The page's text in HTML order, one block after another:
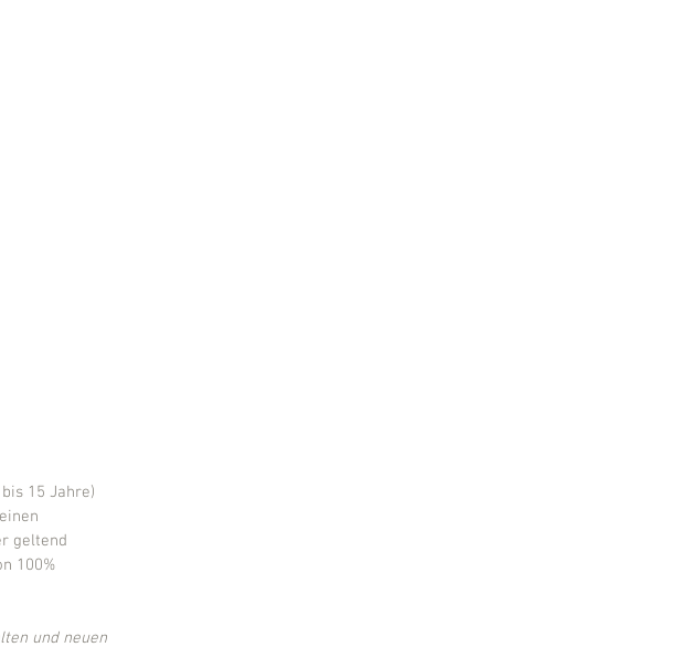
15 Jahre)
geltend
100%
und neuen